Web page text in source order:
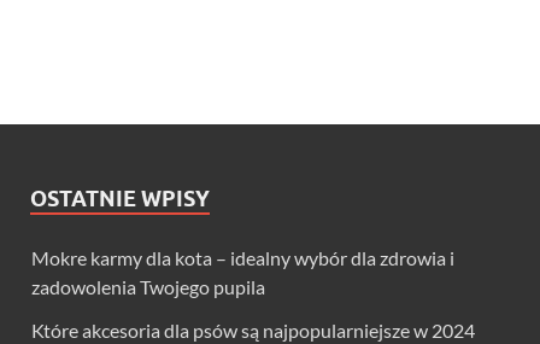
OSTATNIE WPISY
Mokre karmy dla kota – idealny wybór dla zdrowia i
zadowolenia Twojego pupila
Które akcesoria dla psów są najpopularniejsze w 2024